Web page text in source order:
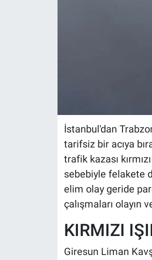
İstanbul'dan
tarifsiz bir acıya
trafik kazası
sebebiyle felakete
elim olay geride
çalışmaları olayın
KIRMIZI
Giresun Liman